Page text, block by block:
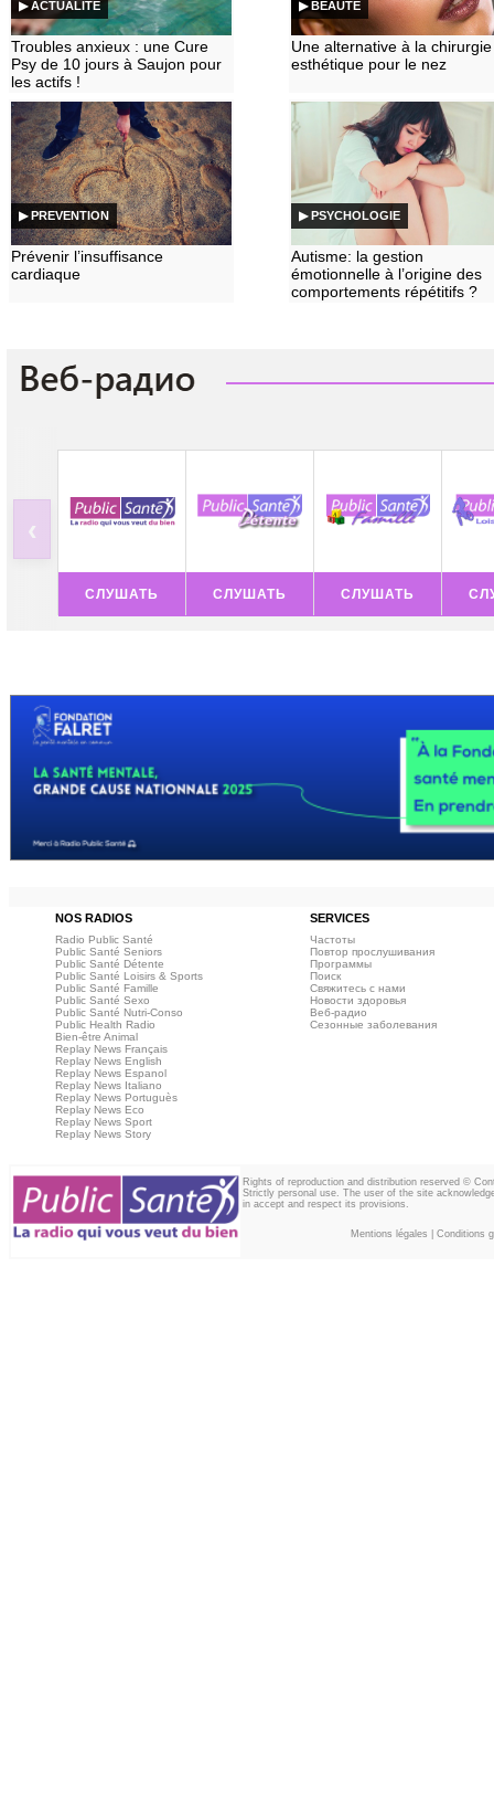
▶ ACTUALITE
Troubles anxieux : une Cure
Psy de 10 jours à Saujon pour
les actifs !
▶ BEAUTE
Une alternative à la chirurgie
esthétique pour le nez
▶ PREVENTION
Prévenir l’insuffisance
cardiaque
▶ PSYCHOLOGIE
Autisme: la gestion
émotionnelle à l’origine des
comportements répétitifs ?
‹
СЛУШАТЬ СЛУШАТЬ СЛУШАТЬ
NOS RADIOS SERVICES
Radio Public Santé
Public Santé Seniors
Public Santé Détente
Public Santé Loisirs & Sports
Public Santé Famille
Public Santé Sexo
Public Santé Nutri-Conso
Public Health Radio
Bien-être Animal
Replay News Français
Replay News English
Replay News Espanol
Replay News Italiano
Replay News Portuguès
Replay News Eco
Replay News Sport
Replay News Story
Частоты
Повтор прослушивания
Программы
Поиск
Свяжитесь с нами
Новости здоровья
Веб‑радио
Сезонные заболевания
Rights of reproduction and distribution reserved ©
Strictly personal use. The user of the site
in accept and respect its provisions.
Mentions légales Conditions